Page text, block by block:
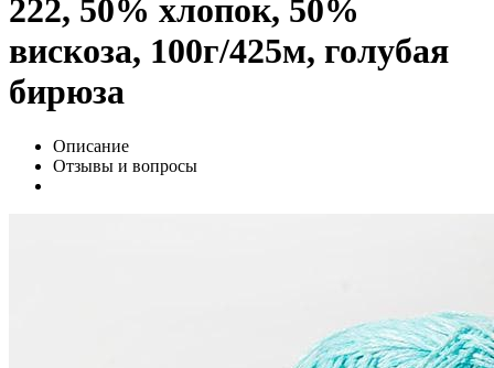
222, 50% хлопок, 50%
вискоза, 100г/425м, голубая
бирюза
Описание
Отзывы и вопросы